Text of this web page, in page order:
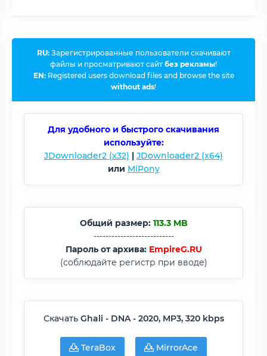
RU:Зарегистрированные пользователи скачивают
файлы и просматривают сайт без рекламы!
EN:Registered users download files and browse the site
without ads!
Для удобного и быстрого скачивания
используйте:
JDownloader2 (x32) | JDownloader2 (x64)
или MiPony
Общий размер: 113.3 MB
---------------------------
Пароль от архива: EmpireG.RU
(соблюдайте регистр при вводе)
Скачать Ghali - DNA - 2020, MP3, 320 kbps
TeraBox MirrorAce